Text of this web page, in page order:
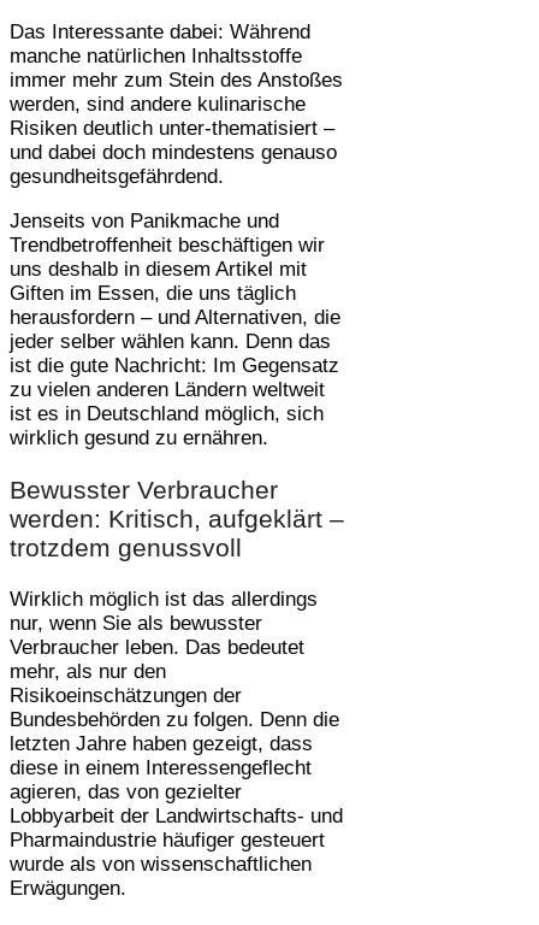
Das Interessante dabei: Während
manche natürlichen Inhaltsstoffe
immer mehr zum Stein des Anstoßes
werden, sind andere kulinarische
Risiken deutlich unter-thematisiert –
und dabei doch mindestens genauso
gesundheitsgefährdend.
Jenseits von Panikmache und
Trendbetroffenheit beschäftigen wir
uns deshalb in diesem Artikel mit
Giften im Essen, die uns täglich
herausfordern – und Alternativen, die
jeder selber wählen kann. Denn das
ist die gute Nachricht: Im Gegensatz
zu vielen anderen Ländern weltweit
ist es in Deutschland möglich, sich
wirklich gesund zu ernähren.
Bewusster Verbraucher
werden: Kritisch, aufgeklärt –
trotzdem genussvoll
Wirklich möglich ist das allerdings
nur, wenn Sie als bewusster
Verbraucher leben. Das bedeutet
mehr, als nur den
Risikoeinschätzungen der
Bundesbehörden zu folgen. Denn die
letzten Jahre haben gezeigt, dass
diese in einem Interessengeflecht
agieren, das von gezielter
Lobbyarbeit der Landwirtschafts- und
Pharmaindustrie häufiger gesteuert
wurde als von wissenschaftlichen
Erwägungen.